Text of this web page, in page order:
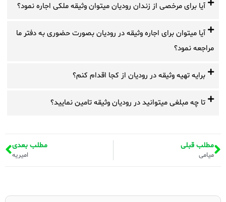
آیا برای مرخصی از زندان رودیان میتوان وثیقه ملکی اجاره نمود؟
آیا میتوان برای اجاره وثیقه در رودیان بصورت حضوری به دفتر ما
مراجعه نمود؟
برایه تهیه وثیقه در رودیان از کجا اقدام کنم؟
تا چه مبلغی میتوانید در رودیان وثیقه تامین نمایید؟
مطلب قبلی
میامی
مطلب بعدی
امیریه